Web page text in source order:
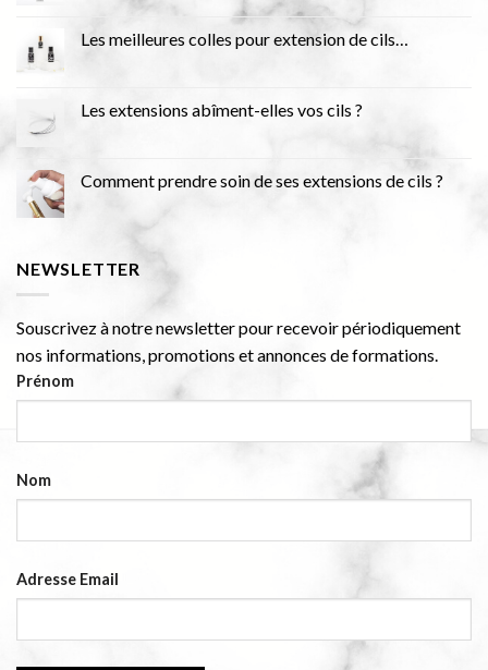
Les meilleures colles pour extension de cils…
Les extensions abîment-elles vos cils ?
Comment prendre soin de ses extensions de cils ?
NEWSLETTER
Souscrivez à notre newsletter pour recevoir périodiquement
nos informations, promotions et annonces de formations.
Prénom
Nom
Adresse Email